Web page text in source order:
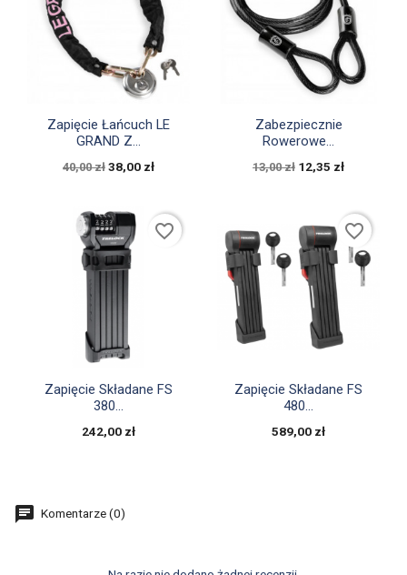
Szybki podgląd
Zapięcie Łańcuch LE
GRAND Z...
40,00 zł 38,00 zł
Szybki podgląd
Zabezpiecznie
Rowerowe...
13,00 zł 12,35 zł
Szybki podgląd
Zapięcie Składane FS
380...
242,00 zł
favorite_border
Szybki podgląd
Zapięcie Składane FS
480...
589,00 zł
favorite_border
Komentarze (0)